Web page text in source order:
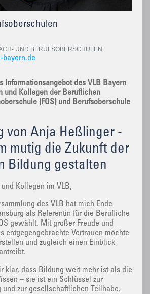
UND BERUFSOBERSCHULEN
bayern.de
Informationsangebot des VLB Bayern
und Kollegen der Beruflichen
(FOS) und Berufsoberschule
von Anja Heßlinger -
mutig die Zukunft der
Bildung gestalten
Kollegen im VLB,
des VLB hat mich Ende
als Referentin für die Berufliche
gewählt. Mit großer Freude und
entgegengebrachte Vertrauen möchte
und zugleich einen Einblick
klar, dass Bildung weit mehr ist als die
– sie ist ein Schlüssel zur
und zur gesellschaftlichen Teilhabe.